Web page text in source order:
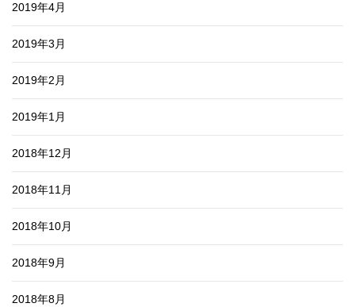
2019年4月
2019年3月
2019年2月
2019年1月
2018年12月
2018年11月
2018年10月
2018年9月
2018年8月